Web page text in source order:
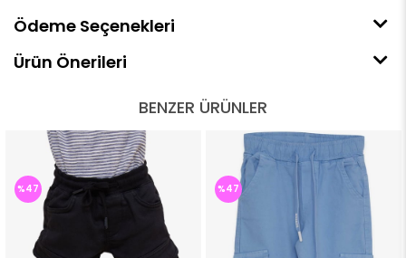
Ödeme Seçenekleri
Ürün Önerileri
BENZER ÜRÜNLER
%47 %47